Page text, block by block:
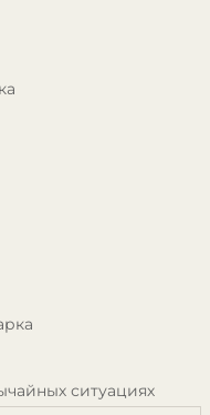
ситуациях